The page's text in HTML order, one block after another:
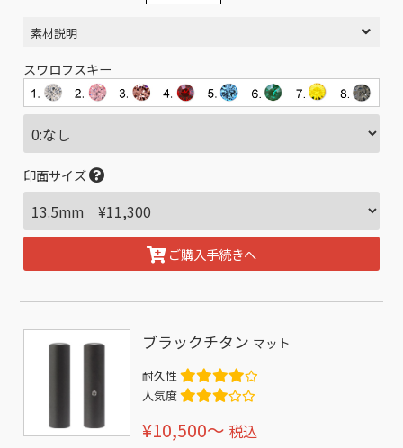
素材説明
スワロフスキー
印面サイズ
ご購入手続きへ
ブラックチタン マット
耐久性
人気度
¥10,500〜 税込